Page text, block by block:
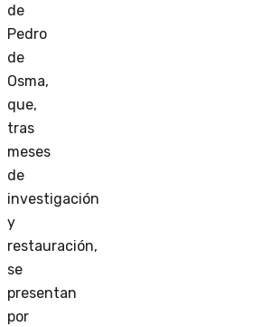
de
Pedro
de
Osma,
que,
tras
meses
de
investigación
y
restauración,
se
presentan
por